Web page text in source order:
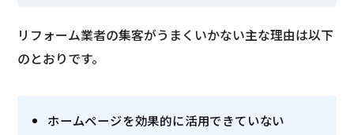
リフォーム業者の集客がうまくいかない主な理由は以下
のとおりです。
ホームページを効果的に活用できていない